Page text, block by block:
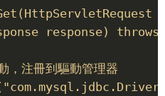
response)
，注冊到驅動管理器